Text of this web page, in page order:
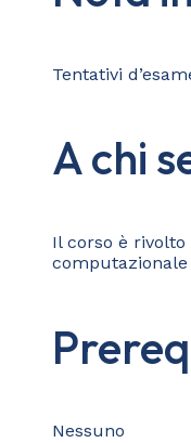
Tentativi
A chi
Il corso è
Nessuno